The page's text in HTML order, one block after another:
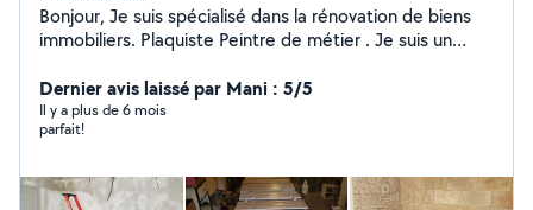
Bonjour, Je suis spécialisé dans la rénovation de biens
immobiliers. Plaquiste Peintre de métier . Je suis un
travaux. Pour les demandes de chantier de plus de 30
km consultez moi sur ma page google Cordialement
Collas Enzo
Dernier avis laissé par Mani : 5/5
Il y a plus de 6 mois
parfait!